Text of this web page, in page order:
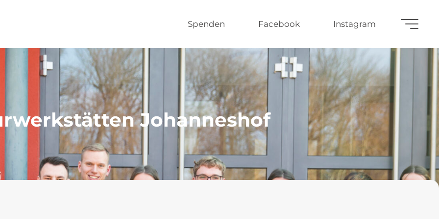
Spenden Facebook Instagram
Johanneshof